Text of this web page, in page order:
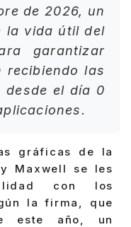
de 2026, un
la vida útil del
garantizar
recibiendo las
desde el día 0
gráficas de la
Maxwell se les
con los
la firma, que
este año, un